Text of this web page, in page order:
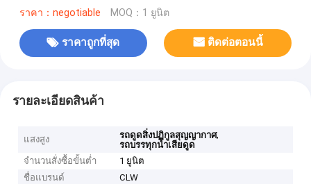
ราคา：negotiable MOQ：1 ยูนิต
ราคาถูกที่สุด ติดต่อตอนนี้
รายละเอียดสินค้า
แสงสูง รถดูดสิ่งปฏิกูลสุญญากาศ,
รถบรรทุกน้ำเสียดูด
จำนวนสั่งซื้อขั้นต่ำ
1 ยูนิต
ชื่อแบรนด์
CLW